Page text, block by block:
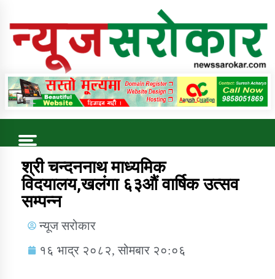
Online News Portal
Trending Now
श्री चन्दननाथ माध्यमिक
विदयालय,खलंगा ६३औं वार्षिक उत्सव
सम्पन्न
न्यूज सरोकार
१६ भाद्र २०८२, सोमबार २०:०६